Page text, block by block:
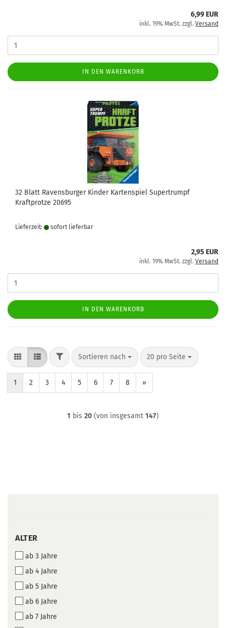
6,99 EUR
inkl. 19% MwSt. zzgl. Versand
IN DEN WARENKORB
32 Blatt Ravensburger Kinder Kartenspiel Supertrumpf
Kraftprotze 20695
Lieferzeit: sofort lie­fer­bar
2,95 EUR
inkl. 19% MwSt. zzgl. Versand
IN DEN WARENKORB
FILTERSortieren nach
Sortieren nach 20 pro Seite
pro Seite
1 2 3 4 5 6 7 8 »
1 bis 20 (von insgesamt 147)
ALTER
ALTER
ab 3 Jahre
ab 4 Jahre
ab 5 Jahre
ab 6 Jahre
ab 7 Jahre